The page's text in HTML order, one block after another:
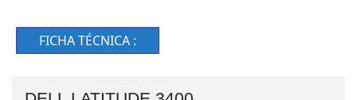
FICHA TÉCNICA :